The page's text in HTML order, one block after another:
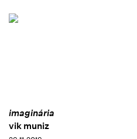
imaginária
vik muniz